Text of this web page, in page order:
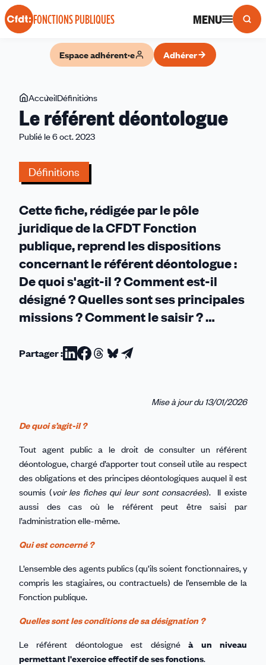
Panneau de gestion des cookies
FONCTIONS PUBLIQUES MENU
Espace adhérent·e Adhérer
Vous
êtes
ici
AccueilDéfinitions
référent
Le référent déontologue
Publié le 6 oct. 2023
Définitions
Cette fiche, rédigée par le pôle
juridique de la CFDT Fonction
publique, reprend les dispositions
concernant le référent déontologue :
De quoi s'agit-il ? Comment est-il
désigné ? Quelles sont ses principales
missions ? Comment le saisir ? …
Partager :Partager
Partager
Partager
Partager
Partager
Mise à jour du 13/01/2026
De quoi s’agit-il ?
Tout agent public a le droit de consulter un référent
déontologue, chargé d’apporter tout conseil utile au respect
des obligations et des principes déontologiques auquel il est
soumis (voir les fiches qui leur sont consacrées). Il existe
aussi des cas où le référent peut être saisi par
l’administration elle-même.
Qui est concerné ?
L’ensemble des agents publics (qu’ils soient fonctionnaires, y
compris les stagiaires, ou contractuels) de l’ensemble de la
Fonction publique.
Quelles sont les conditions de sa désignation ?
Le référent déontologue est désignéà un niveau
permettant l'exercice effectif de ses fonctions.